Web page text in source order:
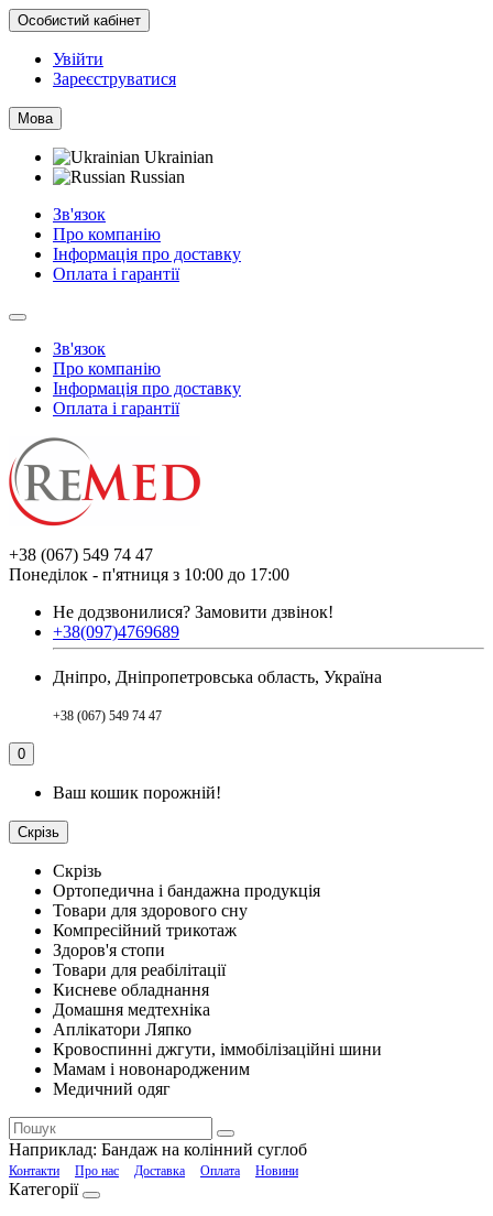
Особистий кабінет
Увійти
Зареєструватися
Мова
Ukrainian
Russian
Зв'язок
Про компанію
Інформація про доставку
Оплата і гарантії
Зв'язок
Про компанію
Інформація про доставку
Оплата і гарантії
+38 (067) 549 74 47
Понеділок - п'ятниця з 10:00 до 17:00
Не додзвонилися? Замовити дзвінок!
+38(097)4769689
Дніпро, Дніпропетровська область, Україна
+38 (067) 549 74 47
0
Ваш кошик порожній!
Скрізь
Скрізь
Ортопедична і бандажна продукція
Товари для здорового сну
Компресійний трикотаж
Здоров'я стопи
Товари для реабілітації
Кисневе обладнання
Домашня медтехніка
Аплікатори Ляпко
Кровоспинні джгути, іммобілізаційні шини
Мамам і новонародженим
Медичний одяг
Наприклад: Бандаж на колінний суглоб
Контакти Про нас Доставка Оплата Новини
Категорії